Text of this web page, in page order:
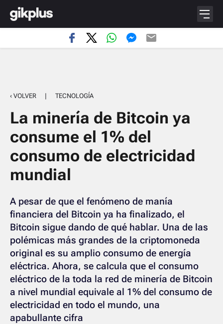
‹ VOLVER | TECNOLOGÍA
La minería de Bitcoin ya
consume el 1% del
consumo de electricidad
mundial
A pesar de que el fenómeno de manía
financiera del Bitcoin ya ha finalizado, el
Bitcoin sigue dando de qué hablar. Una de las
polémicas más grandes de la criptomoneda
original es su amplio consumo de energía
eléctrica. Ahora, se calcula que el consumo
eléctrico de la toda la red de minería de Bitcoin
a nivel mundial equivale al 1% del consumo de
electricidad en todo el mundo, una
apabullante cifra